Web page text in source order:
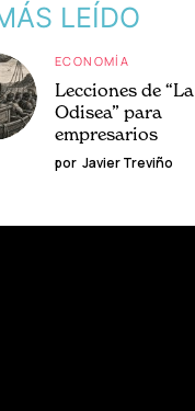
LEÍDO
ECONOMÍA
Lecciones de “La
Odisea” para
empresarios
por Javier Treviño